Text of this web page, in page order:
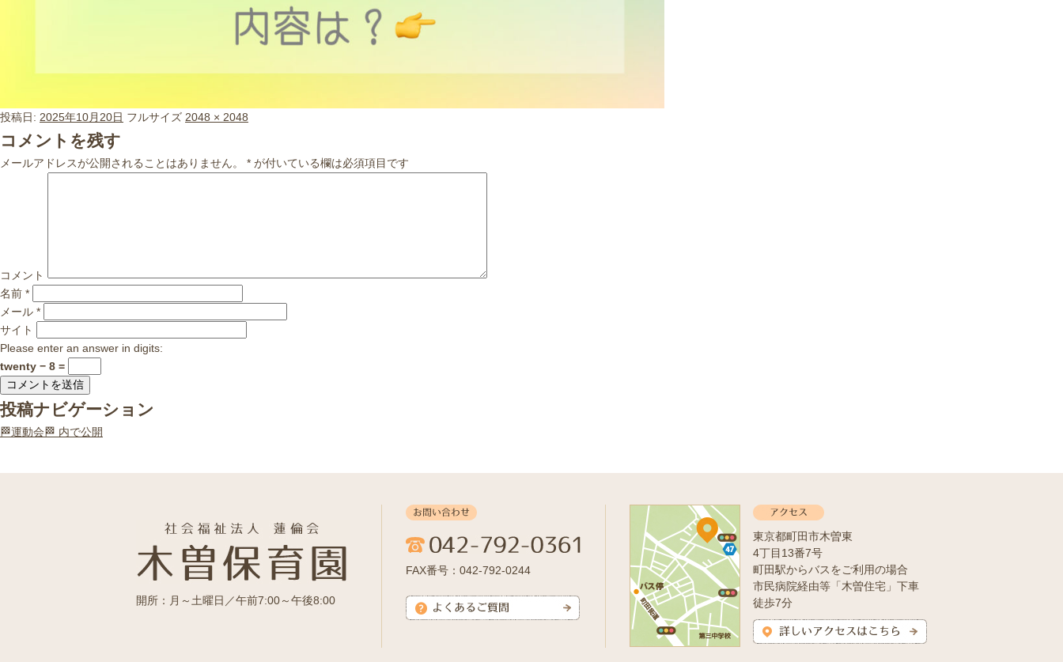
投稿日: 2025年10月20日 フルサイズ 2048 × 2048
コメントを残す
メールアドレスが公開されることはありません。 * が付いている欄は必須項目です
コメント
名前 *
メール *
サイト
Please enter an answer in digits:
twenty − 8 =
投稿ナビゲーション
🏁運動会🏁 内で公開
開所：月～土曜日／午前7:00～午後8:00
FAX番号：042-792-0244
東京都町田市木曽東
4丁目13番7号
町田駅からバスをご利用の場合
市民病院経由等「木曽住宅」下車
徒歩7分